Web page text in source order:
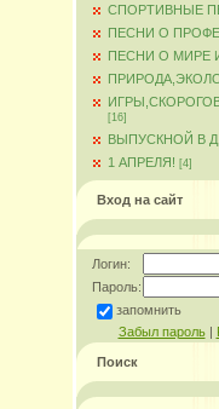
СПОРТИВНЫЕ
ПЕСНИ О
ПЕСНИ О МИРЕ
[16]
ВЫПУСКНОЙ В
1 АПРЕЛЯ! [4]
Вход на сайт
Логин:
Пароль:
запомнить
Забыл пароль|
Поиск